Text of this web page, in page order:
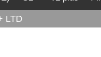
LTD